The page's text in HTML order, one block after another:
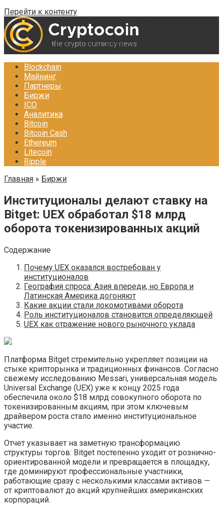
Перейти к контенту
Blockchain
Майнинг
Партнеры
Биржи
ICO
Аналитика
Bitcoin
Bitcoin Cash
Ethereum
Litecoin
Ripple
Главная » Биржи
Институционалы делают ставку на
Bitget: UEX обработал $18 млрд
оборота токенизированных акций
Содержание
Почему UEX оказался востребован у
институционалов
География спроса: Азия впереди, но Европа и
Латинская Америка догоняют
Какие акции стали локомотивами оборота
Роль институционалов становится определяющей
UEX как отражение нового рыночного уклада
Платформа Bitget стремительно укрепляет позиции на
стыке крипторынка и традиционных финансов. Согласно
свежему исследованию Messari, универсальная модель
Universal Exchange (UEX) уже к концу 2025 года
обеспечила около $18 млрд совокупного оборота по
токенизированным акциям, при этом ключевым
драйвером роста стало именно институциональное
участие.
Отчет указывает на заметную трансформацию
структуры торгов: Bitget постепенно уходит от рознично-
ориентированной модели и превращается в площадку,
где доминируют профессиональные участники,
работающие сразу с несколькими классами активов —
от криптовалют до акций крупнейших американских
корпораций.